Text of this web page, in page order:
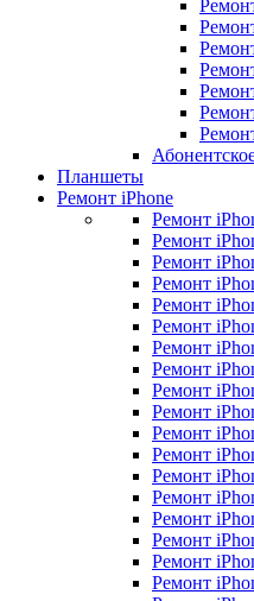
Планшеты
Ремонт iPhone
Ремонт
Ремонт
Ремонт
Ремонт
Ремонт
Ремонт
Ремонт
Ремонт
Ремонт
Ремонт
Ремонт
Ремонт
Ремонт
Ремонт
Ремонт
Ремонт
Ремонт
Ремонт